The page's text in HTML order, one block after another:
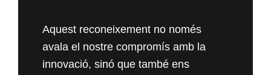
Aquest reconeixement no només
avala el nostre compromís amb la
innovació, sinó que també ens